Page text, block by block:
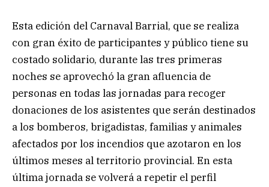
Esta edición del Carnaval Barrial, que se realiza
con gran éxito de participantes y público tiene su
costado solidario, durante las tres primeras
noches se aprovechó la gran afluencia de
personas en todas las jornadas para recoger
donaciones de los asistentes que serán destinados
a los bomberos, brigadistas, familias y animales
afectados por los incendios que azotaron en los
últimos meses al territorio provincial. En esta
última jornada se volverá a repetir el perfil